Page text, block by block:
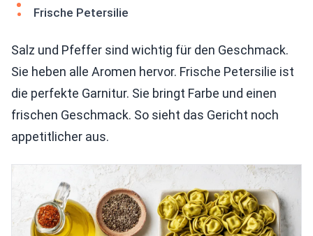
Frische Petersilie
Salz und Pfeffer sind wichtig für den Geschmack.
Sie heben alle Aromen hervor. Frische Petersilie ist
die perfekte Garnitur. Sie bringt Farbe und einen
frischen Geschmack. So sieht das Gericht noch
appetitlicher aus.